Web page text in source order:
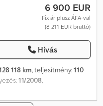
6 900 EUR
Fix ár plusz ÁFA-val
(8 211 EUR bruttó)
Hívás
118 km, teljesítmény:110
11/2008
, kibocsátási osztály:Euro 3,